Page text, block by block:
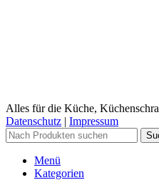
Alles für die Küche,
Datenschutz | Impressum
Menü
Kategorien